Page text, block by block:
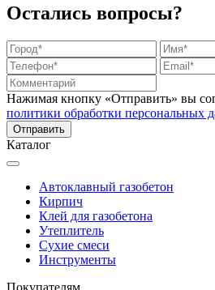
Остались вопросы?
Нажимая кнопку «Отправить» вы
политики обработки персональных
Каталог
Автоклавный газобетон
Кирпич
Клей для газобетона
Утеплитель
Сухие смеси
Инструменты
Покупателям